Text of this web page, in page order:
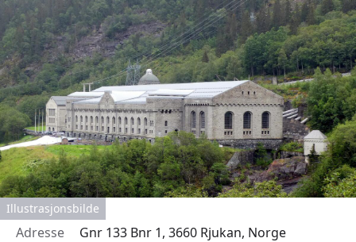
Illustrasjonsbilde
Adresse
Gnr 133 Bnr 1, 3660 Rjukan, Norge